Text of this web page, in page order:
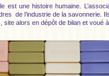
est une histoire humaine.
de l’industrie de la savonnerie.
site alors en dépôt de bilan et voué